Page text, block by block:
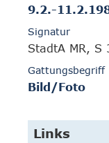
9.2.-
Signatur
StadtA MR, S
Gattungsbegriff
Bild/Foto
Links